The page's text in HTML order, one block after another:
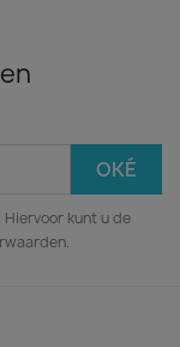
kunt u de